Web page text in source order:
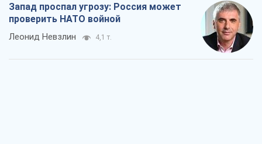
Запад проспал угрозу: Россия может
проверить НАТО войной
Леонид Невзлин 4,1 т.